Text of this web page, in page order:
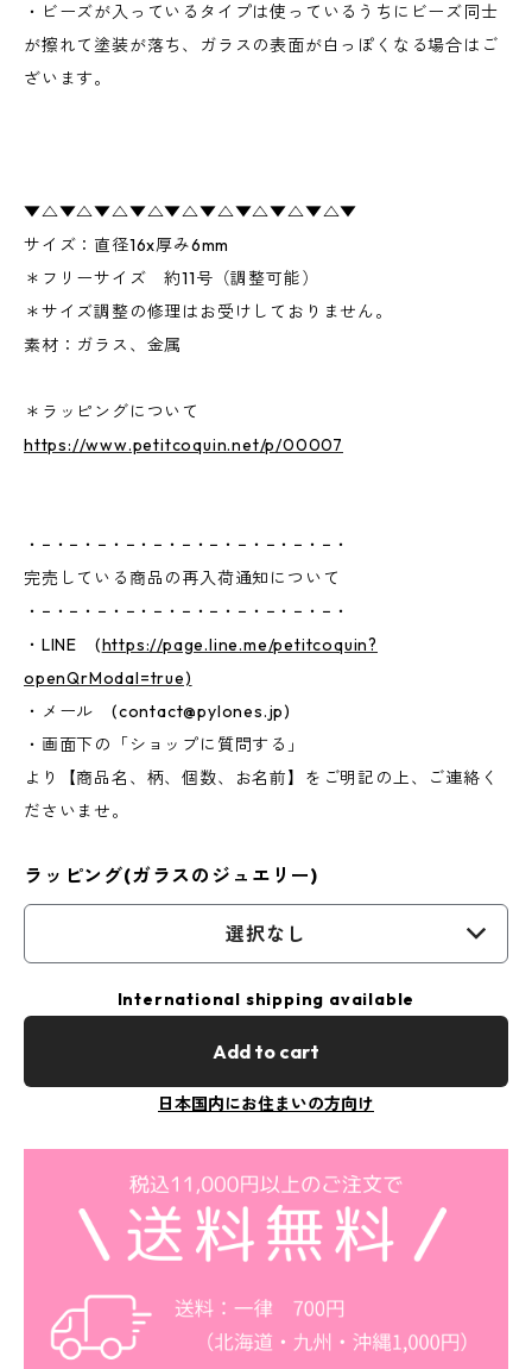
・ビーズが入っているタイプは使っているうちにビーズ同士
が擦れて塗装が落ち、ガラスの表面が白っぽくなる場合はご
ざいます。
▼△▼△▼△▼△▼△▼△▼△▼△▼△▼
サイズ：直径16x厚み6mm
＊フリーサイズ 約11号（調整可能）
＊サイズ調整の修理はお受けしておりません。
素材：ガラス、金属
＊ラッピングについて
https://www.petitcoquin.net/p/00007
・−・−・−・−・−・−・−・−・−・−・−・
完売している商品の再入荷通知について
・−・−・−・−・−・−・−・−・−・−・−・
・LINE (https://page.line.me/petitcoquin?
openQrModal=true)
・メール (contact@pylones.jp)
・画面下の「ショップに質問する」
より【商品名、柄、個数、お名前】をご明記の上、ご連絡く
ださいませ。
ラッピング(ガラスのジュエリー)
選択なし
International shipping available
Add to cart
日本国内にお住まいの方向け